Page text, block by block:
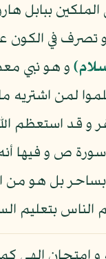
ببابل
تصرف في
و هو نبي
لمن اشتريه
قد استعظم
سورة ص و فيها
بساحر بل هو
الناس بتعليم